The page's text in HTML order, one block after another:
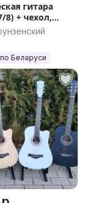
гитара
8) + чехол,
Беларуси